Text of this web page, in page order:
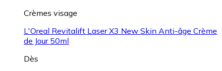
Crèmes visage
L'Oreal Revitalift Laser X3 New Skin Anti-âge Crème
de Jour 50ml
Dès